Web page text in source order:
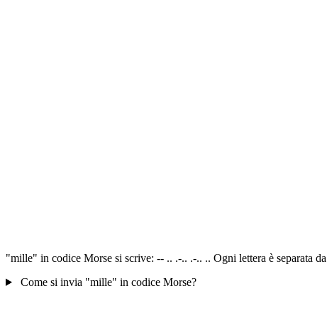
"mille" in codice Morse si scrive: -- .. .-.. .-.. .. Ogni lettera è separata
Come si invia "mille" in codice Morse?